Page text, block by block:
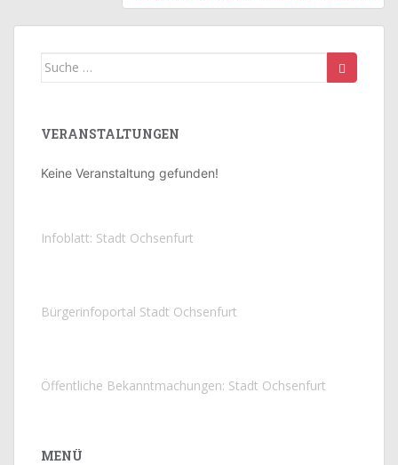
Suche
VERANSTALTUNGEN
Keine Veranstaltung gefunden!
Infoblatt: Stadt Ochsenfurt
Bürgerinfoportal Stadt Ochsenfurt
Öffentliche Bekanntmachungen: Stadt Ochsenfurt
MENÜ